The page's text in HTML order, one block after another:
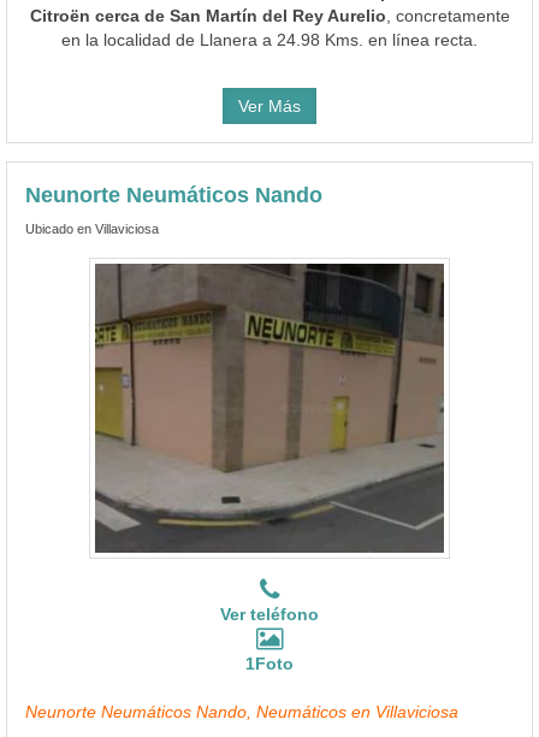
Citroën cerca de San Martín del Rey Aurelio , concretamente
en la localidad de Llanera a 24.98 Kms. en línea recta.
Ver Más
Neunorte Neumáticos Nando
Ubicado en Villaviciosa
Ver teléfono
1Foto
Neunorte Neumáticos Nando, Neumáticos en Villaviciosa